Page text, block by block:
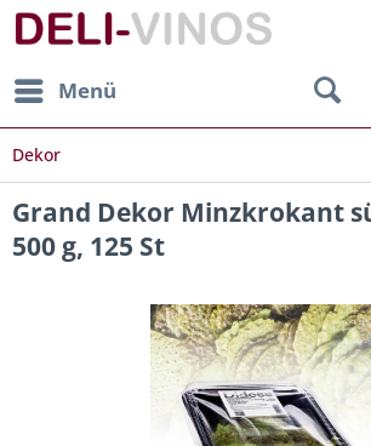
Menü
Dekor
Grand Dekor Minzkrokant
500 g, 125 St